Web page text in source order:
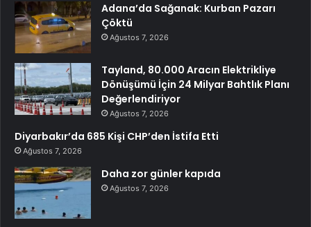
Adana’da Sağanak: Kurban Pazarı
Çöktü
Ağustos 7, 2026
Tayland, 80.000 Aracın Elektrikliye
Dönüşümü İçin 24 Milyar Bahtlık Planı
Değerlendiriyor
Ağustos 7, 2026
Diyarbakır’da 685 Kişi CHP’den İstifa Etti
Ağustos 7, 2026
Daha zor günler kapıda
Ağustos 7, 2026